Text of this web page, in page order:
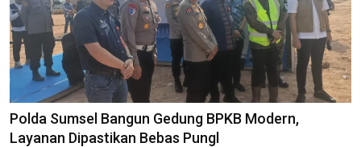
Polda Sumsel Bangun Gedung BPKB Modern,
Layanan Dipastikan Bebas Pungl